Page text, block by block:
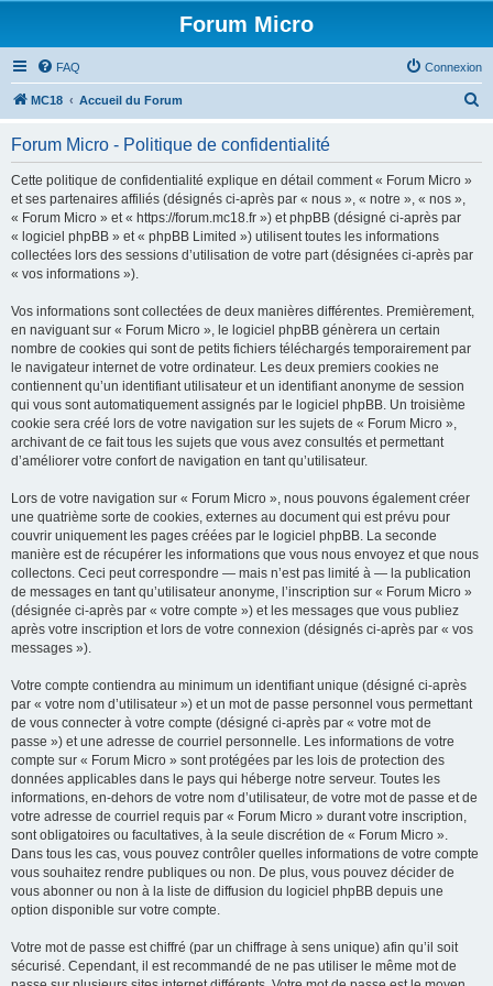
Forum Micro
FAQ Connexion
MC18 Accueil du Forum
Forum Micro - Politique de confidentialité
Cette politique de confidentialité explique en détail comment « Forum Micro »
et ses partenaires affiliés (désignés ci-après par « nous », « notre », « nos »,
« Forum Micro » et « https://forum.mc18.fr ») et phpBB (désigné ci-après par
« logiciel phpBB » et « phpBB Limited ») utilisent toutes les informations
collectées lors des sessions d’utilisation de votre part (désignées ci-après par
« vos informations »).
Vos informations sont collectées de deux manières différentes. Premièrement,
en naviguant sur « Forum Micro », le logiciel phpBB génèrera un certain
nombre de cookies qui sont de petits fichiers téléchargés temporairement par
le navigateur internet de votre ordinateur. Les deux premiers cookies ne
contiennent qu’un identifiant utilisateur et un identifiant anonyme de session
qui vous sont automatiquement assignés par le logiciel phpBB. Un troisième
cookie sera créé lors de votre navigation sur les sujets de « Forum Micro »,
archivant de ce fait tous les sujets que vous avez consultés et permettant
d’améliorer votre confort de navigation en tant qu’utilisateur.
Lors de votre navigation sur « Forum Micro », nous pouvons également créer
une quatrième sorte de cookies, externes au document qui est prévu pour
couvrir uniquement les pages créées par le logiciel phpBB. La seconde
manière est de récupérer les informations que vous nous envoyez et que nous
collectons. Ceci peut correspondre — mais n’est pas limité à — la publication
de messages en tant qu’utilisateur anonyme, l’inscription sur « Forum Micro »
(désignée ci-après par « votre compte ») et les messages que vous publiez
après votre inscription et lors de votre connexion (désignés ci-après par « vos
messages »).
Votre compte contiendra au minimum un identifiant unique (désigné ci-après
par « votre nom d’utilisateur ») et un mot de passe personnel vous permettant
de vous connecter à votre compte (désigné ci-après par « votre mot de
passe ») et une adresse de courriel personnelle. Les informations de votre
compte sur « Forum Micro » sont protégées par les lois de protection des
données applicables dans le pays qui héberge notre serveur. Toutes les
informations, en-dehors de votre nom d’utilisateur, de votre mot de passe et de
votre adresse de courriel requis par « Forum Micro » durant votre inscription,
sont obligatoires ou facultatives, à la seule discrétion de « Forum Micro ».
Dans tous les cas, vous pouvez contrôler quelles informations de votre compte
vous souhaitez rendre publiques ou non. De plus, vous pouvez décider de
vous abonner ou non à la liste de diffusion du logiciel phpBB depuis une
option disponible sur votre compte.
Votre mot de passe est chiffré (par un chiffrage à sens unique) afin qu’il soit
sécurisé. Cependant, il est recommandé de ne pas utiliser le même mot de